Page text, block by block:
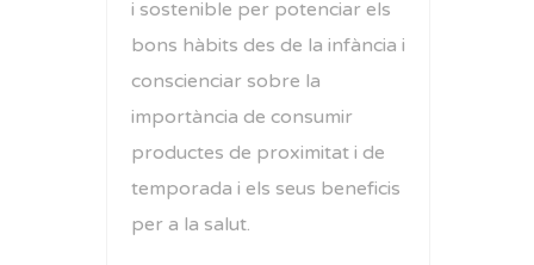
i sostenible per potenciar els
bons hàbits des de la infància i
conscienciar sobre la
importància de consumir
productes de proximitat i de
temporada i els seus beneficis
per a la salut.